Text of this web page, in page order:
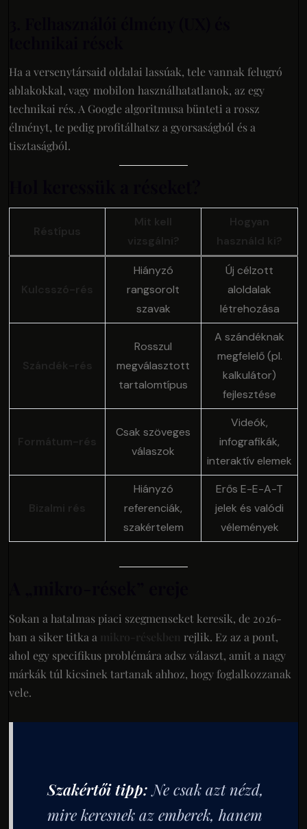
Ha a versenytársaid oldalai lassúak, tele vannak felugró
ablakokkal, vagy mobilon használhatatlanok, az egy
technikai rés. A Google algoritmusa bünteti a rossz
élményt, te pedig profitálhatsz a gyorsaságból és a
tisztaságból.
Mit kell
vizsgálni?
Hogyan
használd ki?
Kulcsszó-rés
Hiányzó
rangsorolt
szavak
Új célzott
aloldalak
létrehozása
Szándék-rés
Rosszul
megválasztott
tartalomtípus
A szándéknak
megfelelő (pl.
kalkulátor)
fejlesztése
Formátum-rés
Csak szöveges
válaszok
Videók,
infografikák,
interaktív elemek
Bizalmi rés
Hiányzó
referenciák,
szakértelem
Erős E-E-A-T
jelek és valódi
vélemények
Sokan a hatalmas piaci szegmenseket keresik, de 2026-
ban a siker titka a
mikro-résekben
rejlik. Ez az a pont,
ahol egy specifikus problémára adsz választ, amit a nagy
márkák túl kicsinek tartanak ahhoz, hogy foglalkozzanak
vele.
Szakértői tipp:Ne csak azt nézd,
mire keresnek az emberek, hanem